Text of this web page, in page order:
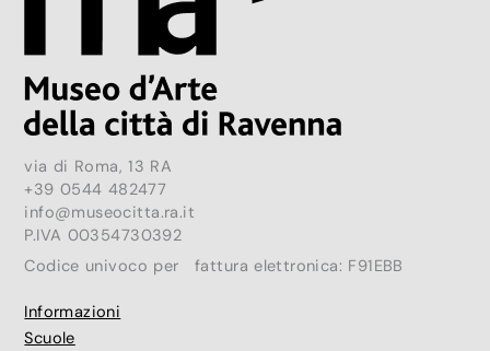
via di Roma, 13 RA
+39 0544 482477
info@museocitta.ra.it
P.IVA 00354730392
Codice univoco per fattura elettronica: F91EBB
Informazioni
Scuole